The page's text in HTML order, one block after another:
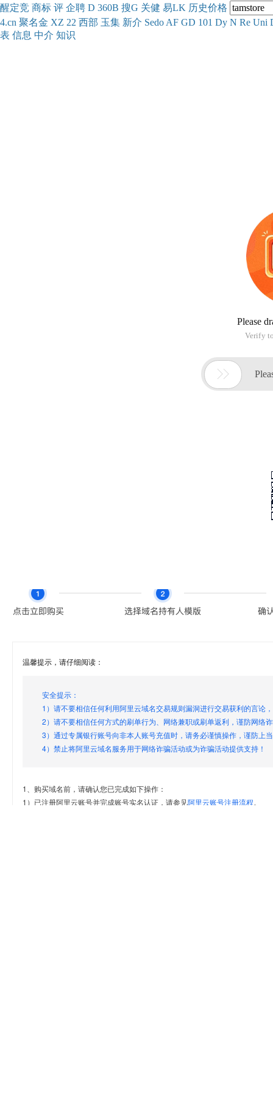
醒定竞 商标 评 企聘 D 360B 搜G 关健 易LK 历史价格
4.cn 聚名金 XZ 22 西部 玉集 新介 Sedo AF GD 101 Dy N Re Uni
表 信息 中介 知识